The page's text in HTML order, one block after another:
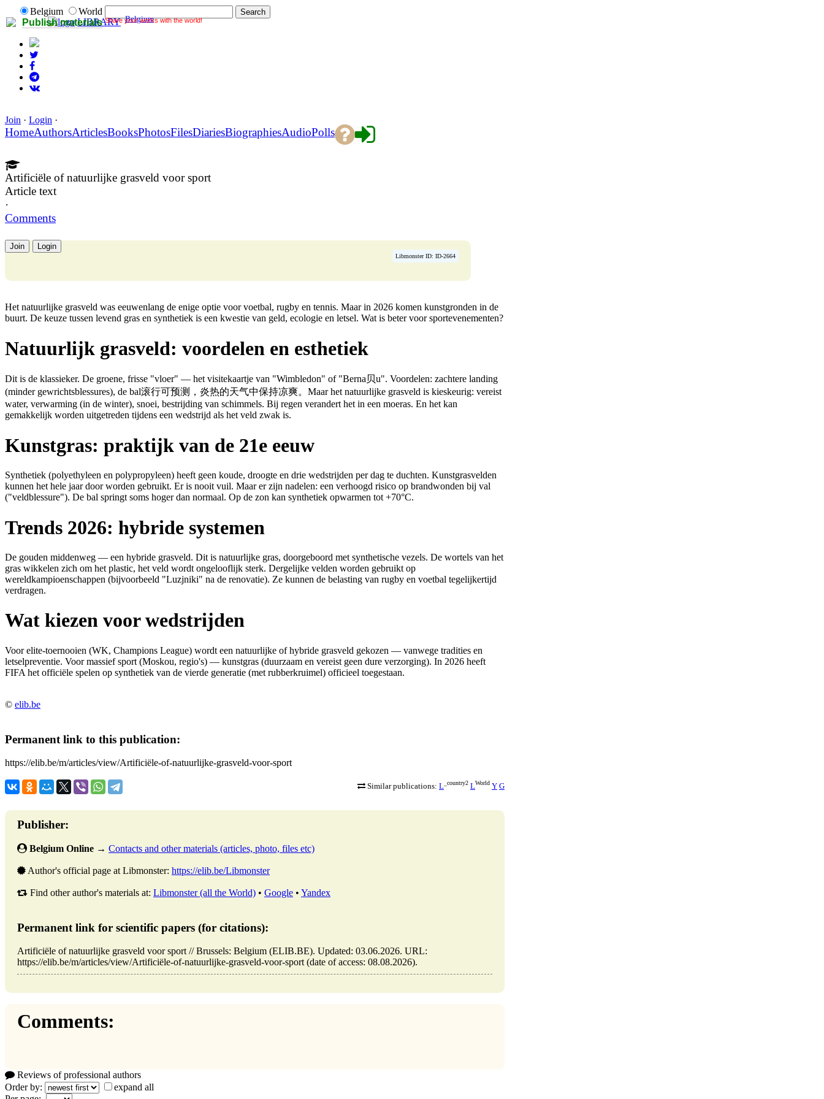
Publish materials Share your works with the world!
Belgium
World
LIBRARY Belgium
Join · Login ·
HomeAuthorsArticlesBooksPhotosFilesDiariesBiographiesAudioPolls
Artificiële of natuurlijke grasveld voor sport
Article text
·
Comments
Join Login
Libmonster ID: ID-2664
Het natuurlijke grasveld was eeuwenlang de enige optie voor voetbal, rugby en tennis. Maar in 2026 komen kunstgronden in de
buurt. De keuze tussen levend gras en synthetiek is een kwestie van geld, ecologie en letsel. Wat is beter voor sportevenementen?
Natuurlijk grasveld: voordelen en esthetiek
Dit is de klassieker. De groene, frisse "vloer" — het visitekaartje van "Wimbledon" of "Berna贝u". Voordelen: zachtere landing
(minder gewrichtsblessures), de bal滚行可预测，炎热的天气中保持凉爽。Maar het natuurlijke grasveld is kieskeurig: vereist
water, verwarming (in de winter), snoei, bestrijding van schimmels. Bij regen verandert het in een moeras. En het kan
gemakkelijk worden uitgetreden tijdens een wedstrijd als het veld zwak is.
Kunstgras: praktijk van de 21e eeuw
Synthetiek (polyethyleen en polypropyleen) heeft geen koude, droogte en drie wedstrijden per dag te duchten. Kunstgrasvelden
kunnen het hele jaar door worden gebruikt. Er is nooit vuil. Maar er zijn nadelen: een verhoogd risico op brandwonden bij val
("veldblessure"). De bal springt soms hoger dan normaal. Op de zon kan synthetiek opwarmen tot +70°C.
Trends 2026: hybride systemen
De gouden middenweg — een hybride grasveld. Dit is natuurlijke gras, doorgeboord met synthetische vezels. De wortels van het
gras wikkelen zich om het plastic, het veld wordt ongelooflijk sterk. Dergelijke velden worden gebruikt op
wereldkampioenschappen (bijvoorbeeld "Luzjniki" na de renovatie). Ze kunnen de belasting van rugby en voetbal tegelijkertijd
verdragen.
Wat kiezen voor wedstrijden
Voor elite-toernooien (WK, Champions League) wordt een natuurlijke of hybride grasveld gekozen — vanwege tradities en
letselpreventie. Voor massief sport (Moskou, regio's) — kunstgras (duurzaam en vereist geen dure verzorging). In 2026 heeft
FIFA het officiële spelen op synthetiek van de vierde generatie (met rubberkruimel) officieel toegestaan.
© elib.be
Permanent link to this publication:
https://elib.be/m/articles/view/Artificiële-of-natuurlijke-grasveld-voor-sport
Similar publications: L _country2 LWorld Y G
Publisher:
Belgium Online → Contacts and other materials (articles, photo, files etc)
Author's official page at Libmonster: https://elib.be/Libmonster
Find other author's materials at: Libmonster (all the World) • Google • Yandex
Permanent link for scientific papers (for citations):
Artificiële of natuurlijke grasveld voor sport // Brussels: Belgium (ELIB.BE). Updated: 03.06.2026. URL:
https://elib.be/m/articles/view/Artificiële-of-natuurlijke-grasveld-voor-sport (date of access: 08.08.2026).
Comments:
Reviews of professional authors
Order by:
expand all